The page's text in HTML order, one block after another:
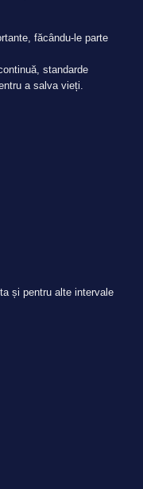
făcându-le parte
standarde
a salva vieți.
și pentru alte intervale